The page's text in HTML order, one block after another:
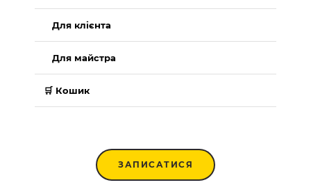
Для клієнта
Для майстра
🛒 Кошик
ЗАПИСАТИСЯ